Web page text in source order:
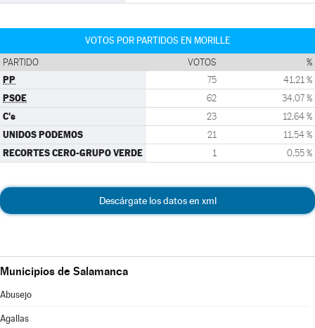
VOTOS POR PARTIDOS EN MORILLE
PARTIDO VOTOS %
PP 75 41,21 %
PSOE 62 34,07 %
C's 23 12,64 %
UNIDOS PODEMOS 21 11,54 %
RECORTES CERO-GRUPO VERDE 1 0,55 %
Descárgate los datos en xml
Municipios de Salamanca
Abusejo
Agallas